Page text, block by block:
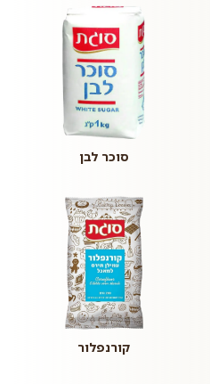
סוכר לבן
קורנפלור